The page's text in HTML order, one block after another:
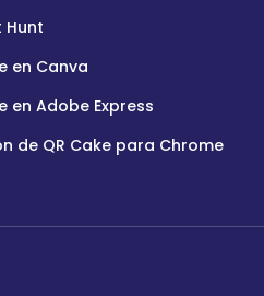
Hunt
en Canva
en Adobe Express
de QR Cake para Chrome